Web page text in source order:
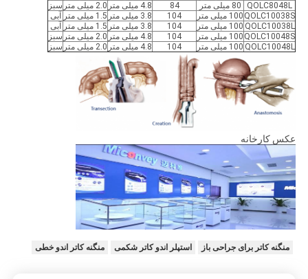
QOLC8048L
80 میلی متر 84 4.8 میلی متر 2.0 میلی متر
سبز
QOLC10038S 100 میلی متر 104 3.8 میلی متر 1.5 میلی متر
آبی
QOLC10038L 100 میلی متر 104 3.8 میلی متر 1.5 میلی متر
آبی
QOLC10048S 100 میلی متر 104 4.8 میلی متر 2.0 میلی متر
سبز
QOLC10048L 100 میلی متر 104 4.8 میلی متر 2.0 میلی متر سبز
عکس کارخانه
منگنه کاتر برای جراحی باز استپلر اندو کاتر شکمی منگنه کاتر اندو خطی